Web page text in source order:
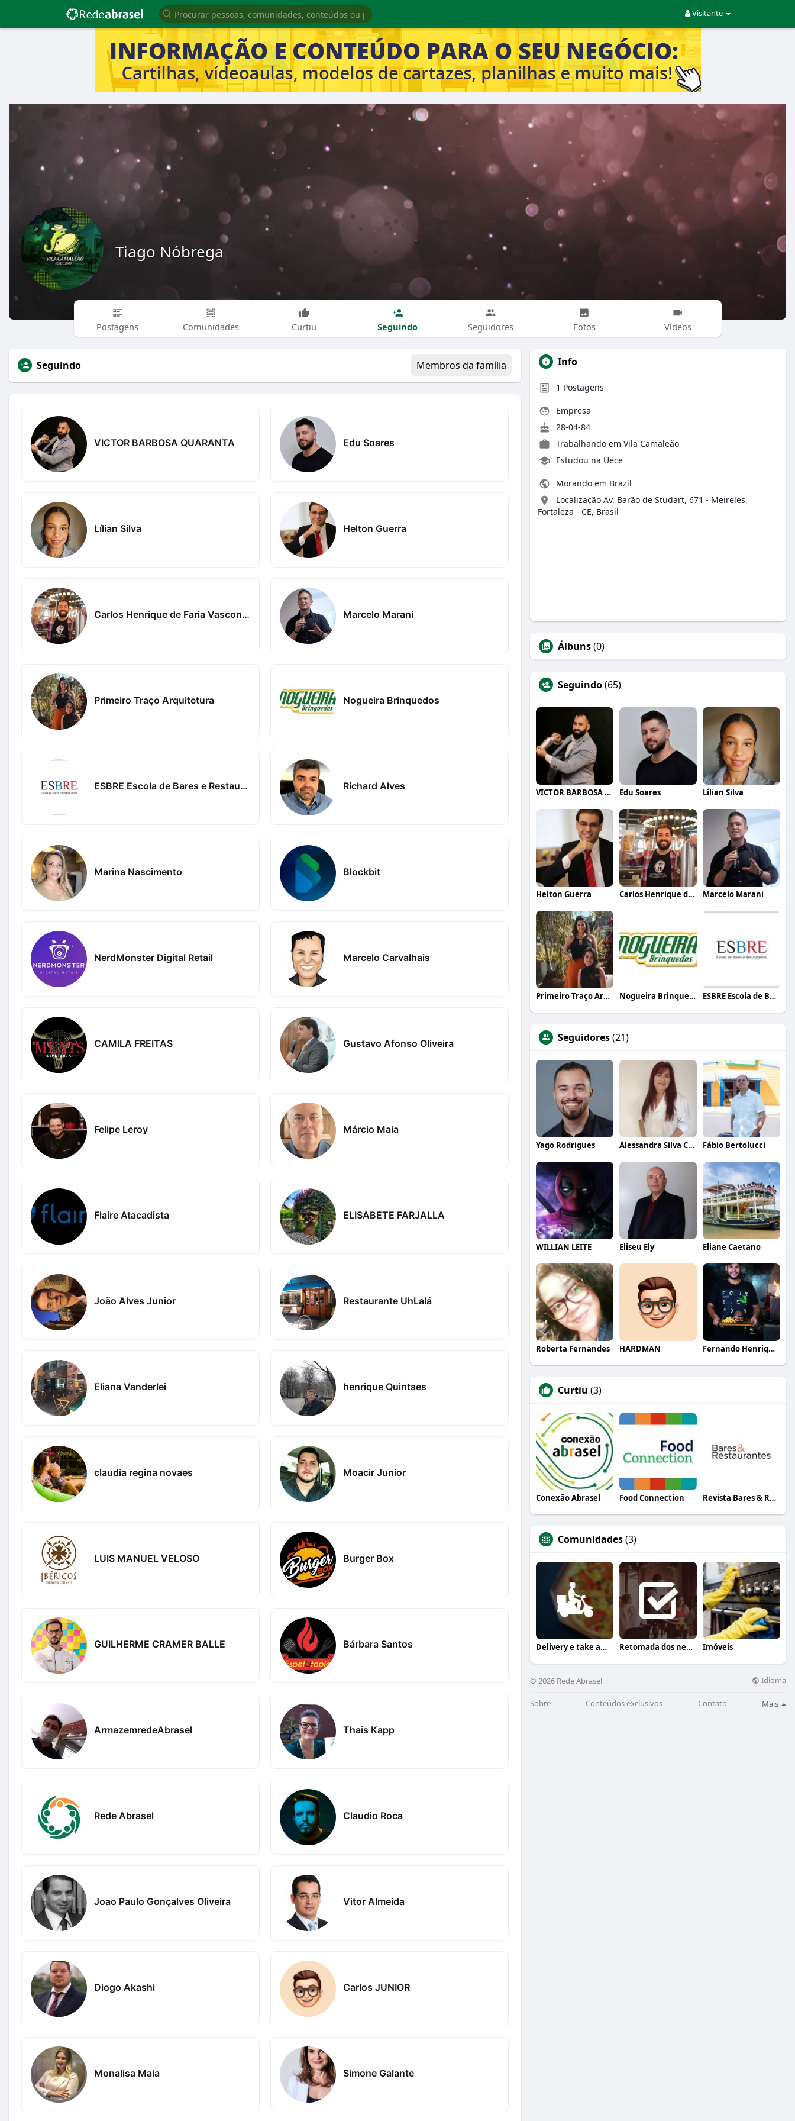
Visitante
Tiago Nóbrega
Postagens Comunidades Curtiu Seguindo Seguidores Fotos Vídeos
Seguindo Membros da família
VICTOR BARBOSA QUARANTA Edu Soares
Lílian Silva Helton Guerra
Carlos Henrique de Faria Vasconcelos Marcelo Marani
Primeiro Traço Arquitetura Nogueira Brinquedos
ESBRE Escola de Bares e Restaurantes Richard Alves
Marina Nascimento Blockbit
NerdMonster Digital Retail Marcelo Carvalhais
CAMILA FREITAS Gustavo Afonso Oliveira
Felipe Leroy Márcio Maia
Flaire Atacadista ELISABETE FARJALLA
João Alves Junior Restaurante UhLalá
Eliana Vanderlei henrique Quintaes
claudia regina novaes Moacir Junior
LUIS MANUEL VELOSO Burger Box
GUILHERME CRAMER BALLE Bárbara Santos
ArmazemredeAbrasel Thais Kapp
Rede Abrasel Claudio Roca
Joao Paulo Gonçalves Oliveira Vitor Almeida
Diogo Akashi Carlos JUNIOR
Monalisa Maia Simone Galante
Info
1 Postagens
Empresa
28-04-84
Trabalhando em Vila Camaleão
Estudou na Uece
Morando em Brazil
Localização Av. Barão de Studart, 671 - Meireles,
Fortaleza - CE, Brasil
Álbuns(0)
Seguindo(65)
VICTOR BARBOSA QUARANTA Edu Soares Lílian Silva
Helton Guerra Carlos Henrique de Faria Vasconcelos Marcelo Marani
Primeiro Traço Arquitetura Nogueira Brinquedos ESBRE Escola de Bares e Restaurantes
Seguidores(21)
Yago Rodrigues Alessandra Silva Consultora de Alimentos - Sanita Fábio Bertolucci
WILLIAN LEITE Eliseu Ely Eliane Caetano
Roberta Fernandes HARDMAN Fernando Henrique Souza
Curtiu (3)
Conexão Abrasel Food Connection Revista Bares & Restaurantes
Comunidades(3)
Delivery e take away Retomada dos negócios Imóveis
© 2026 Rede Abrasel Idioma
Sobre Conteúdos exclusivos Contato Mais